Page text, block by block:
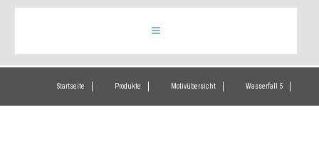
Infrarotheizung
Startseite Produkte Motivübersicht Wasserfall 5